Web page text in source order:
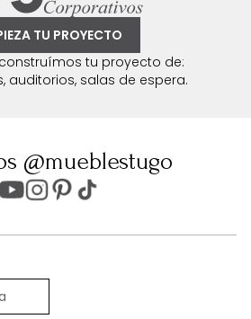
TU PROYECTO
tu proyecto de:
auditorios, salas de espera.
@mueblestugo